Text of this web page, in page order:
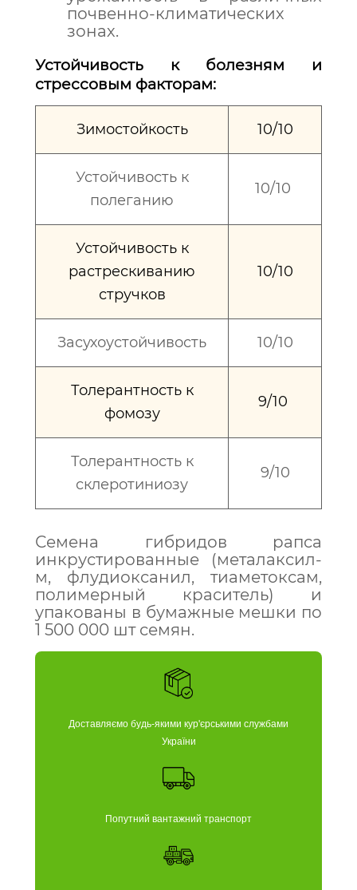
почвенно-климатических
зонах.
Устойчивость к болезням и
стрессовым факторам:
Зимостойкость 10/10
Устойчивость к
полеганию
10/10
Устойчивость к
растрескиванию
стручков
10/10
Засухоустойчивость 10/10
Толерантность к
фомозу
9/10
Толерантность к
склеротиниозу
9/10
Семена гибридов рапса
инкрустированные (металаксил-
м, флудиоксанил, тиаметоксам,
полимерный краситель) и
упакованы в бумажные мешки по
1 500 000 шт семян.
Доставляємо будь-якими кур'єрськими службами
України
Попутний вантажний транспорт